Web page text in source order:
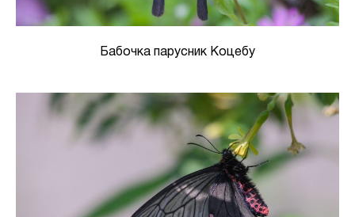
Бабочка парусник Коцебу